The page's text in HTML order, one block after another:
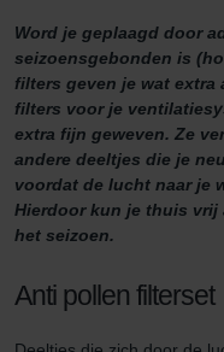
Word je geplaagd door
seizoensgebonden is
filters geven je wat extra
filters voor je
extra fijn geweven. Ze
andere deeltjes die je
voordat de lucht naar je
Hierdoor kun je thuis vrij
het seizoen.
Anti pollen filterset